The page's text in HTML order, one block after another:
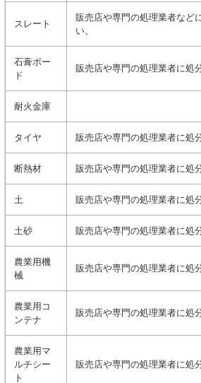
スレート
販売店や専門の処理業者など
い。
石膏ボー
ド
販売店や専門の処理業者に処
耐火金庫
タイヤ 販売店や専門の処理業者に処
断熱材 販売店や専門の処理業者に処
土 販売店や専門の処理業者に処
土砂 販売店や専門の処理業者に処
農業用機
械
販売店や専門の処理業者に処
農業用コ
ンテナ
販売店や専門の処理業者に処
農業用マ
ルチシー
ト
販売店や専門の処理業者に処